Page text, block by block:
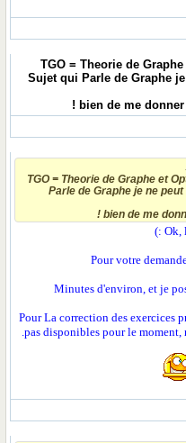
TGO = Theorie de
Sujet qui Parle de Graphe
bien de me
TGO = Theorie de Graphe et
Parle de Graphe je ne
bien de me
Ok,
Pour votre
Pour La correction des exercices
pas disponibles pour le moment,